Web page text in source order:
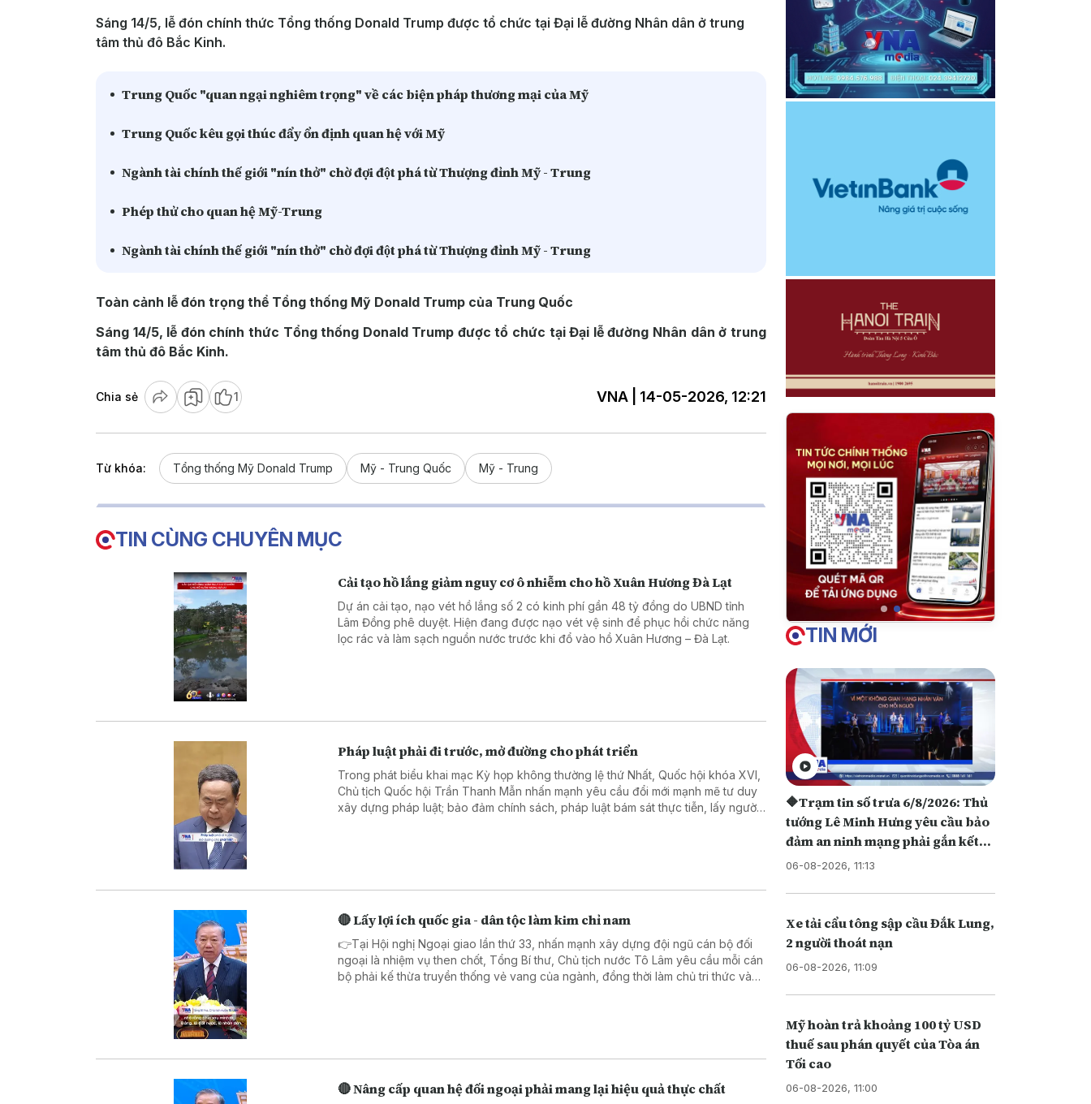
Sáng 14/5, lễ đón chính thức Tổng thống Donald Trump được tổ chức tại Đại lễ đường Nhân dân ở trung
tâm thủ đô Bắc Kinh.
Trung Quốc "quan ngại nghiêm trọng" về các biện pháp thương mại của Mỹ
Trung Quốc kêu gọi thúc đẩy ổn định quan hệ với Mỹ
Ngành tài chính thế giới "nín thở" chờ đợi đột phá từ Thượng đỉnh Mỹ - Trung
Phép thử cho quan hệ Mỹ-Trung
Ngành tài chính thế giới "nín thở" chờ đợi đột phá từ Thượng đỉnh Mỹ - Trung
Toàn cảnh lễ đón trọng thể Tổng thống Mỹ Donald Trump của Trung Quốc
Sáng 14/5, lễ đón chính thức Tổng thống Donald Trump được tổ chức tại Đại lễ đường Nhân dân ở trung
tâm thủ đô Bắc Kinh.
Chia sẻ 1 VNA | 14-05-2026, 12:21
Từ khóa: Tổng thống Mỹ Donald Trump Mỹ - Trung Quốc Mỹ - Trung
TIN CÙNG CHUYÊN MỤC
Cải tạo hồ lắng giảm nguy cơ ô nhiễm cho hồ Xuân Hương Đà Lạt
Dự án cải tạo, nạo vét hồ lắng số 2 có kinh phí gần 48 tỷ đồng do UBND tỉnh
Lâm Đồng phê duyệt. Hiện đang được nạo vét vệ sinh để phục hồi chức năng
lọc rác và làm sạch nguồn nước trước khi đổ vào hồ Xuân Hương – Đà Lạt.
Pháp luật phải đi trước, mở đường cho phát triển
Trong phát biểu khai mạc Kỳ họp không thường lệ thứ Nhất, Quốc hội khóa XVI,
Chủ tịch Quốc hội Trần Thanh Mẫn nhấn mạnh yêu cầu đổi mới mạnh mẽ tư duy
xây dựng pháp luật; bảo đảm chính sách, pháp luật bám sát thực tiễn, lấy người
🔴 Lấy lợi ích quốc gia - dân tộc làm kim chỉ nam
👉Tại Hội nghị Ngoại giao lần thứ 33, nhấn mạnh xây dựng đội ngũ cán bộ đối
ngoại là nhiệm vụ then chốt, Tổng Bí thư, Chủ tịch nước Tô Lâm yêu cầu mỗi cán
bộ phải kế thừa truyền thống vẻ vang của ngành, đồng thời làm chủ tri thức và
🔴 Nâng cấp quan hệ đối ngoại phải mang lại hiệu quả thực chất
TIN MỚI
🔶Trạm tin số trưa 6/8/2026: Thủ
tướng Lê Minh Hưng yêu cầu bảo
đảm an ninh mạng phải gắn kết
giữa "bảo vệ hệ thống" và "bảo vệ
06-08-2026, 11:13
Xe tải cẩu tông sập cầu Đắk Lung,
2 người thoát nạn
06-08-2026, 11:09
Mỹ hoàn trả khoảng 100 tỷ USD
thuế sau phán quyết của Tòa án
Tối cao
06-08-2026, 11:00